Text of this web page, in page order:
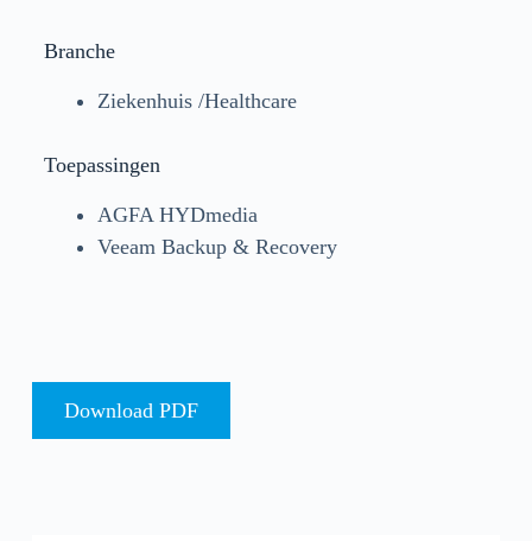
Branche
Ziekenhuis /Healthcare
Toepassingen
AGFA HYDmedia
Veeam Backup & Recovery
Download PDF